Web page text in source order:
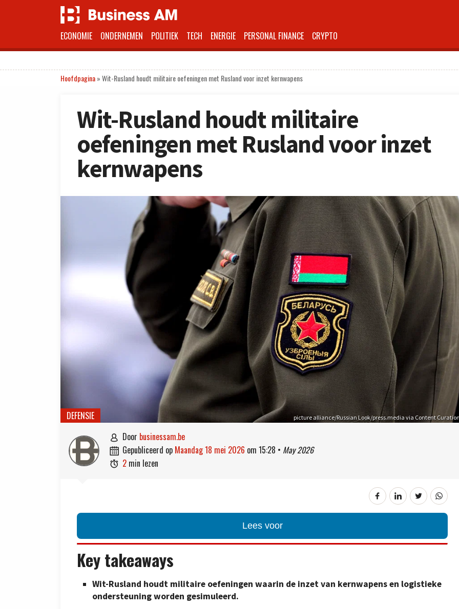
ECONOMIE ONDERNEMEN POLITIEK TECH ENERGIE PERSONAL FINANCE CRYPTO
Hoofdpagina»Wit-Rusland houdt militaire oefeningen met Rusland voor inzet kernwapens
Wit-Rusland houdt militaire
oefeningen met Rusland voor inzet
kernwapens
picture alliance/Russian Look/press.media via Content Curation
DEFENSIE
 door businessam.be
 gepubliceerd op maandag 18 mei 2026 om 15:28 • May 2026
 2 min lezen
Lees voor
Key takeaways
Wit-Rusland houdt militaire oefeningen waarin de inzet van kernwapens en logistieke
ondersteuning worden gesimuleerd.